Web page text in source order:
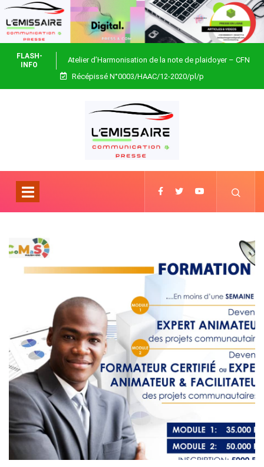
FLASH-
INFO
Atelier d’Harmonisation de la note de plaidoyer – CFN
Togo
Récépissé N°0003/HAAC/12-2020/pl/p